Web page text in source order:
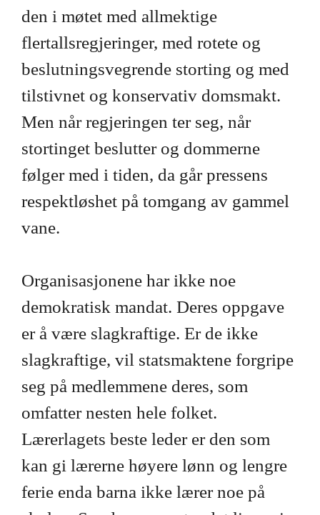
den i møtet med allmektige
flertallsregjeringer, med rotete og
beslutningsvegrende storting og med
tilstivnet og konservativ domsmakt.
Men når regjeringen ter seg, når
stortinget beslutter og dommerne
følger med i tiden, da går pressens
respektløshet på tomgang av gammel
vane.
Organisasjonene har ikke noe
demokratisk mandat. Deres oppgave
er å være slagkraftige. Er de ikke
slagkraftige, vil statsmaktene forgripe
seg på medlemmene deres, som
omfatter nesten hele folket.
Lærerlagets beste leder er den som
kan gi lærerne høyere lønn og lengre
ferie enda barna ikke lærer noe på